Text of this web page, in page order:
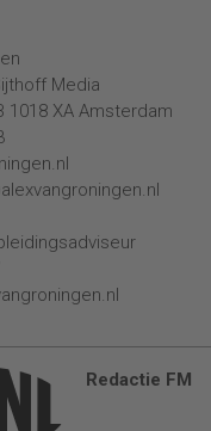
Media
1018 XA Amsterdam
Redactie FM